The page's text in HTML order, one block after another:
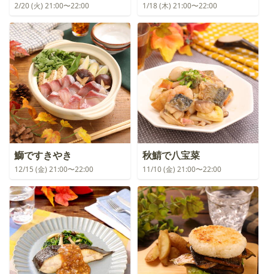
2/20 (火) 21:00〜22:00 1/18 (木) 21:00〜22:00
鰤ですきやき
12/15 (金) 21:00〜22:00
秋鯖で八宝菜
11/10 (金) 21:00〜22:00